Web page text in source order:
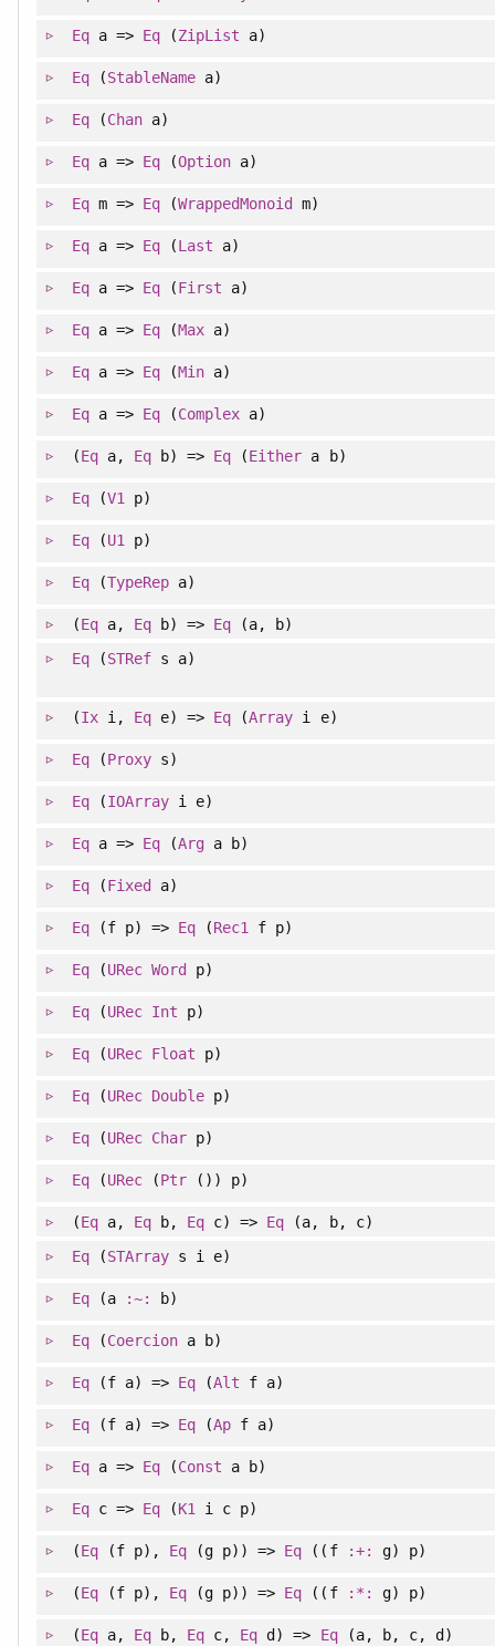
Eqa => Eq (ZipList a)
Eq(StableName a)
Eq(Chana)
Eqa => Eq (Option a)
Eqm => Eq (WrappedMonoid m)
Eqa => Eq (Last a)
Eqa => Eq (First a)
Eqa => Eq (Max a)
Eqa => Eq (Min a)
Eqa => Eq (Complex a)
(Eqa, Eq b) => Eq (Either a b)
Eq(V1 p)
Eq(U1 p)
Eq(TypeRep a)
(Eqa, Eq b) => Eq (a, b)
Eq(STRef s a)
(Ixi, Eq e) => Eq (Array i e)
Eq(Proxy s)
Eq(IOArray i e)
Eqa => Eq (Arg a b)
Eq(Fixed a)
Eq(f p) => Eq (Rec1 f p)
Eq(URec Word p)
Eq(URec Int p)
Eq(URec Float p)
Eq(URec Double p)
Eq(URec Char p)
Eq(URec(Ptr ()) p)
(Eqa, Eq b, Eq c) => Eq (a, b, c)
Eq(STArray s i e)
Eq(a :~: b)
Eq(Coercion a b)
Eq(f a) => Eq (Alt f a)
Eq(f a) => Eq (Ap f a)
Eqa => Eq (Const a b)
Eqc => Eq (K1 i c p)
(Eq(f p), Eq (g p)) => Eq ((f :+: g) p)
(Eq(f p), Eq (g p)) => Eq ((f :*: g) p)
(Eqa, Eq b, Eq c, Eq d) => Eq(a, b, c, d)